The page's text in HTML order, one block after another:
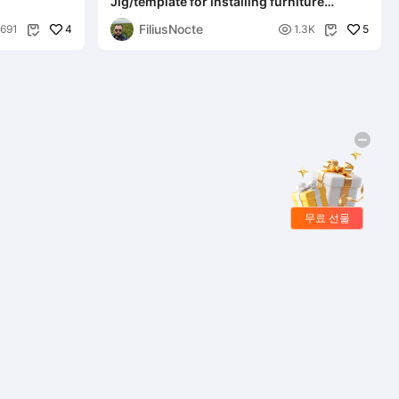
691  4
handles
FiliusNocte
 1.3K  5
무료 선물